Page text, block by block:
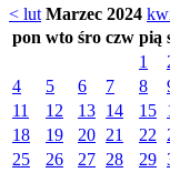
< lut Marzec 2024
pon wto śro czw pią
1
4
5 6 7 8
11
12 13 14 15
18
19 20 21 22
25
26 27 28 29